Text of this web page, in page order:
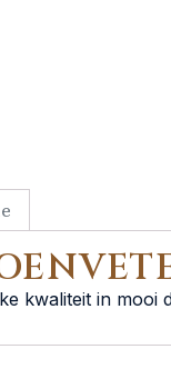
kwaliteit in mooi